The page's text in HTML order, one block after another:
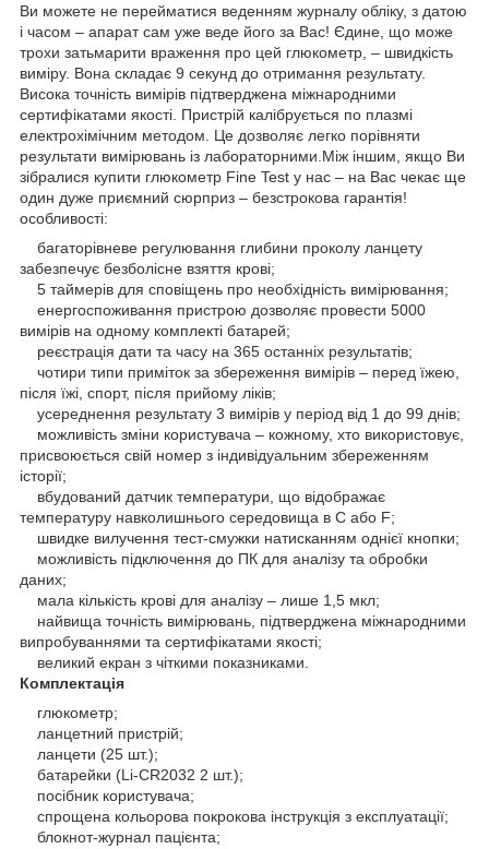
Ви можете не перейматися веденням журналу обліку, з датою
і часом – апарат сам уже веде його за Вас! Єдине, що може
трохи затьмарити враження про цей глюкометр, – швидкість
виміру. Вона складає 9 секунд до отримання результату.
Висока точність вимірів підтверджена міжнародними
сертифікатами якості. Пристрій калібрується по плазмі
електрохімічним методом. Це дозволяє легко порівняти
результати вимірювань із лабораторними.Між іншим, якщо Ви
зібралися купити глюкометр Fine Test у нас – на Вас чекає ще
один дуже приємний сюрприз – безстрокова гарантія!
особливості:
багаторівневе регулювання глибини проколу ланцету
забезпечує безболісне взяття крові;
5 таймерів для сповіщень про необхідність вимірювання;
енергоспоживання пристрою дозволяє провести 5000
вимірів на одному комплекті батарей;
реєстрація дати та часу на 365 останніх результатів;
чотири типи приміток за збереження вимірів – перед їжею,
після їжі, спорт, після прийому ліків;
усереднення результату 3 вимірів у період від 1 до 99 днів;
можливість зміни користувача – кожному, хто використовує,
присвоюється свій номер з індивідуальним збереженням
історії;
вбудований датчик температури, що відображає
температуру навколишнього середовища в С або F;
швидке вилучення тест-смужки натисканням однієї кнопки;
можливість підключення до ПК для аналізу та обробки
даних;
мала кількість крові для аналізу – лише 1,5 мкл;
найвища точність вимірювань, підтверджена міжнародними
випробуваннями та сертифікатами якості;
великий екран з чіткими показниками.
Комплектація
глюкометр;
ланцетний пристрій;
ланцети (25 шт.);
батарейки (Li-CR2032 2 шт.);
посібник користувача;
спрощена кольорова покрокова інструкція з експлуатації;
блокнот-журнал пацієнта;